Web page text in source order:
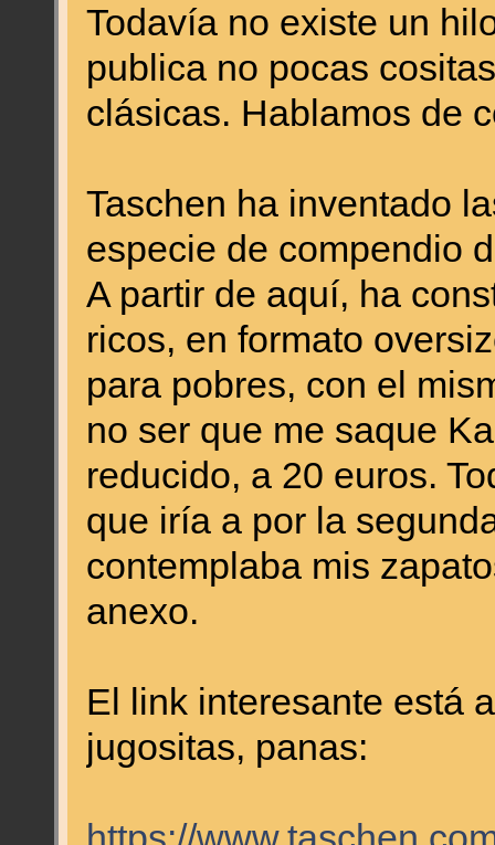
Todavía no existe un
publica no pocas
clásicas. Hablamos de
Taschen ha inventado
especie de compendio
A partir de aquí, ha
ricos, en formato
para pobres, con el
no ser que me saque
reducido, a 20 euros.
que iría a por la
contemplaba mis
anexo.
El link interesante está
jugositas, panas: